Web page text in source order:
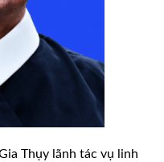
Thụy lãnh tác vụ linh